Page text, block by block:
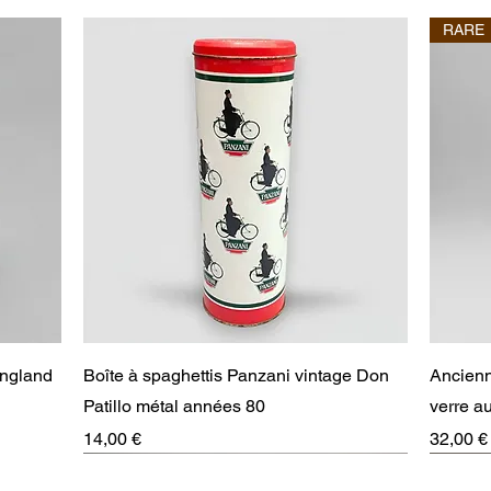
Aperçu rapide
Boîte à spaghettis Panzani vintage Don
Patillo métal années 80
Prix
14,00 €
RARE
verre
Prix
32,00 €